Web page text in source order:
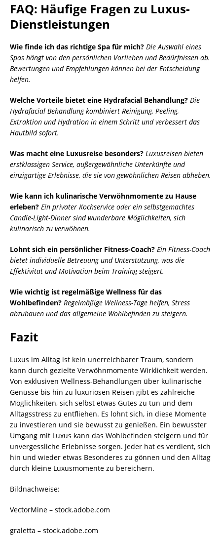
FAQ: Häufige Fragen zu Luxus-
Dienstleistungen
Wie finde ich das richtige Spa für mich? Die Auswahl eines
Spas hängt von den persönlichen Vorlieben und Bedürfnissen ab.
Bewertungen und Empfehlungen können bei der Entscheidung
helfen.
Welche Vorteile bietet eine Hydrafacial Behandlung? Die
Hydrafacial Behandlung kombiniert Reinigung, Peeling,
Extraktion und Hydration in einem Schritt und verbessert das
Hautbild sofort.
Was macht eine Luxusreise besonders? Luxusreisen bieten
erstklassigen Service, außergewöhnliche Unterkünfte und
einzigartige Erlebnisse, die sie von gewöhnlichen Reisen abheben.
Wie kann ich kulinarische Verwöhnmomente zu Hause
erleben? Ein privater Kochservice oder ein selbstgemachtes
Candle-Light-Dinner sind wunderbare Möglichkeiten, sich
kulinarisch zu verwöhnen.
Lohnt sich ein persönlicher Fitness-Coach? Ein Fitness-Coach
bietet individuelle Betreuung und Unterstützung, was die
Effektivität und Motivation beim Training steigert.
Wie wichtig ist regelmäßige Wellness für das
Wohlbefinden? Regelmäßige Wellness-Tage helfen, Stress
abzubauen und das allgemeine Wohlbefinden zu steigern.
Fazit
Luxus im Alltag ist kein unerreichbarer Traum, sondern
kann durch gezielte Verwöhnmomente Wirklichkeit werden.
Von exklusiven Wellness-Behandlungen über kulinarische
Genüsse bis hin zu luxuriösen Reisen gibt es zahlreiche
Möglichkeiten, sich selbst etwas Gutes zu tun und dem
Alltagsstress zu entfliehen. Es lohnt sich, in diese Momente
zu investieren und sie bewusst zu genießen. Ein bewusster
Umgang mit Luxus kann das Wohlbefinden steigern und für
unvergessliche Erlebnisse sorgen. Jeder hat es verdient, sich
hin und wieder etwas Besonderes zu gönnen und den Alltag
durch kleine Luxusmomente zu bereichern.
Bildnachweise:
VectorMine – stock.adobe.com
graletta – stock.adobe.com